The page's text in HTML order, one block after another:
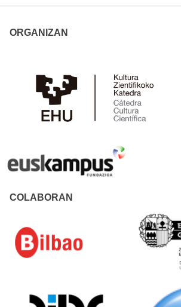
ORGANIZAN
COLABORAN